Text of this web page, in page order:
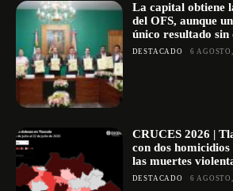
La capital obtiene
del OFS, aunque
único resultado
DESTACADO 6
CRUCES 2026 |
con dos homicidios
las muertes
DESTACADO 6